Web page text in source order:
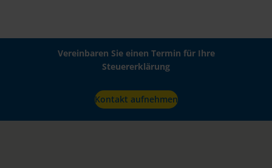
Vereinbaren Sie einen Termin für Ihre
Steuererklärung
Kontakt aufnehmen